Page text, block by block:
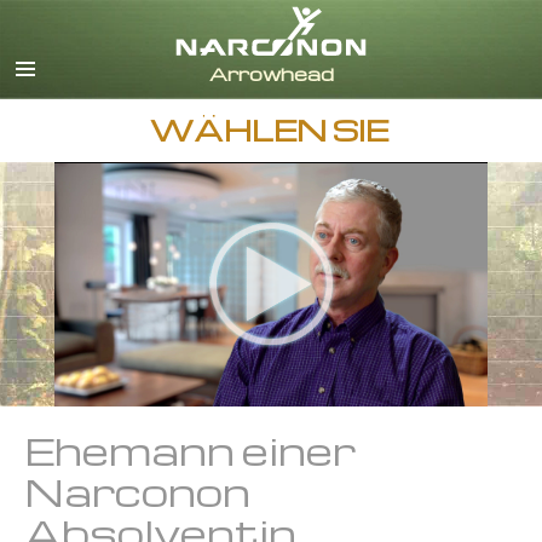
Deutsch
Griechisch
Spanisch
Französisch
Hebräisch
Ungarisch
Italienisch
Japanisch
Niederländisch
Norwegisch
WÄHLEN SIE
Ehemann einer
Narconon